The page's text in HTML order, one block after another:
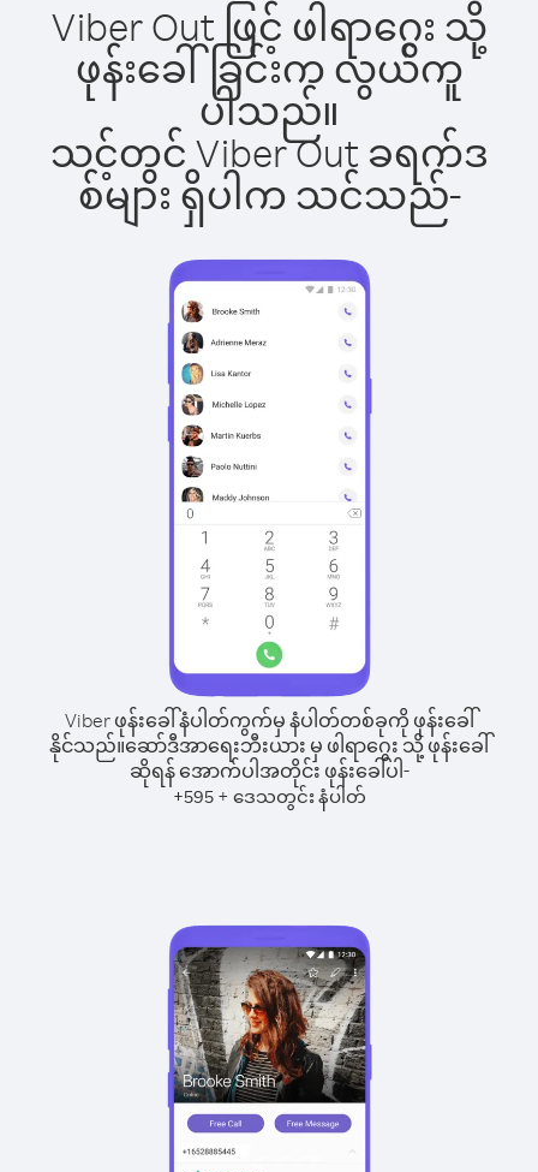
Viber Out ဖြင့် ဖါရာဂွေး သို့
ဖုန်းခေါ်ခြင်းက လွယ်ကူ
ပါသည်။
သင့်တွင် Viber Out ခရက်ဒ
စ်များ ရှိပါက သင်သည်-
Viber ဖုန်းခေါ်နံပါတ်ကွက်မှ နံပါတ်တစ်ခုကို ဖုန်းခေါ်
နိုင်သည်။ဆော်ဒီအာရေးဘီးယား မှ ဖါရာဂွေး သို့ ဖုန်းခေါ်
ဆိုရန် အောက်ပါအတိုင်း ဖုန်းခေါ်ပါ-
+595+ ဒေသတွင်း နံပါတ်